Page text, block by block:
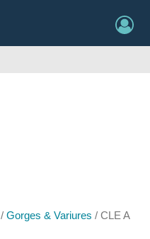
/Gorges & Variures / CLE A